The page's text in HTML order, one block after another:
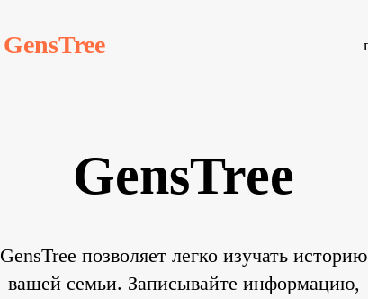
GensTree
GensTree
GensTree позволяет легко изучать историю
вашей семьи. Записывайте информацию,